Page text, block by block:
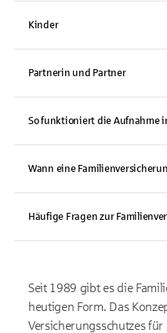
Kinder
Partnerin und Partner
So funktioniert die Aufnahme
Wann eine
Häufige Fragen zur
Seit 1989 gibt es die
heutigen Form. Das
Versicherungsschutzes